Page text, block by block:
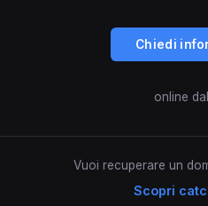
Chiedi
online
Vuoi recuperare un
Scopri